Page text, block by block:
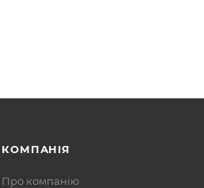
КОМПАНІЯ
Про компанію